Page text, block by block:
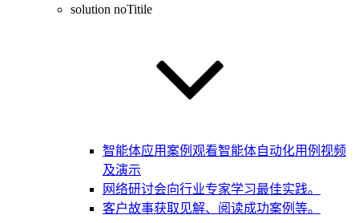
solution noTitile
智能体应用案例 观看智能体自动化用例视频
及演示
网络研讨会向行业专家学习最佳实践。
客户故事获取见解、阅读成功案例等。